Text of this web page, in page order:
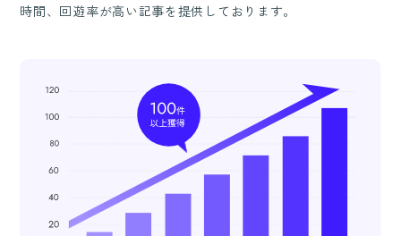
時間、回遊率が高い記事を提供しております。